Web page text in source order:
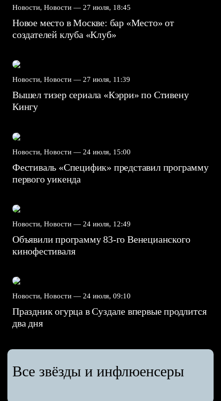
Новости, Новости — 27 июля, 18:45
Новое место в Москве: бар «Место» от
создателей клуба «Клуб»
Новости, Новости — 27 июля, 11:39
Вышел тизер сериала «Кэрри» по Стивену
Кингу
Новости, Новости — 24 июля, 15:00
Фестиваль «Специфик» представил программу
первого уикенда
Новости, Новости — 24 июля, 12:49
Объявили программу 83-го Венецианского
кинофестиваля
Новости, Новости — 24 июля, 09:10
Праздник огурца в Суздале впервые продлится
два дня
Все звёзды и инфлюенсеры